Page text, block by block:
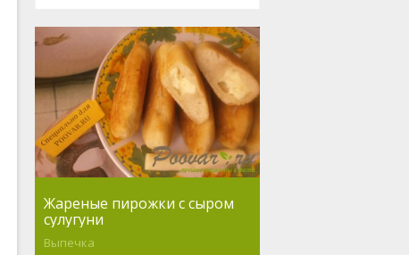
Жареные пирожки с сыром
сулугуни
Выпечка